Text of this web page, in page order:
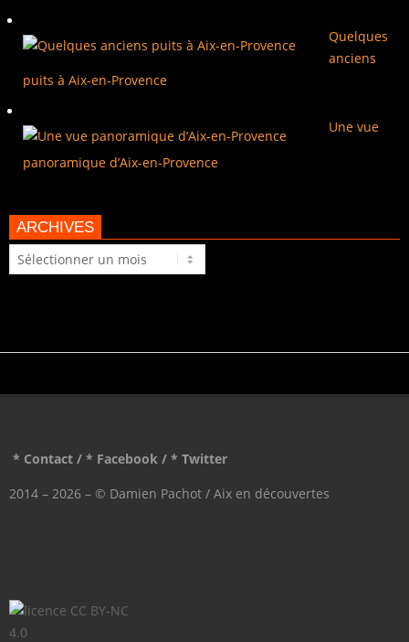
Quelques
anciens
puits à Aix-en-Provence
Une vue
panoramique d’Aix-en-Provence
ARCHIVES
Archives
* Contact / * Facebook / * Twitter
2014 – 2026 – © Damien Pachot / Aix en découvertes